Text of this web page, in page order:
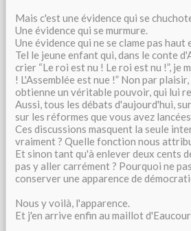
Mais c'est une évidence qui se
Une évidence qui se murmure.
Une évidence qui ne se clame pas
Tel le jeune enfant qui, dans le conte
crier “Le roi est nu ! Le roi est nu !”, je
! L'Assemblée est nue !” Non par
obtienne un véritable pouvoir, qui lui
Aussi, tous les débats d'aujourd'hui,
sur les réformes que vous avez
Ces discussions masquent la seule
vraiment ? Quelle fonction nous
Et sinon tant qu'à enlever deux cents
pas y aller carrément ? Pourquoi ne
conserver une apparence de
Nous y voilà, l'apparence.
Et j'en arrive enfin au maillot